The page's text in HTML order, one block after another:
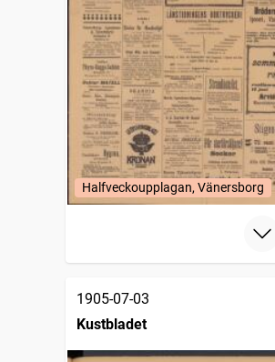
Halfveckoupplagan, Vänersborg
1905-07-03
Kustbladet